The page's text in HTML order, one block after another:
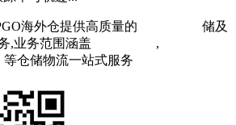
海外仓提供高质量的
储及
,业务范围涵盖 ,
等仓储物流一站式服务